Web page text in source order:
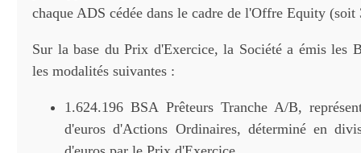
chaque ADS cédée dans le cadre de l'Offre Equity (soit
Sur la base du Prix d'Exercice, la Société a émis les
les modalités suivantes :
1.624.196 BSA Prêteurs Tranche A/B,
d'euros d'Actions Ordinaires, déterminé en